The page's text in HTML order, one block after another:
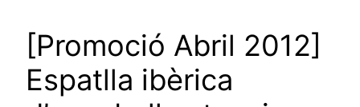
[Promoció Abril 2012]
Espatlla ibèrica